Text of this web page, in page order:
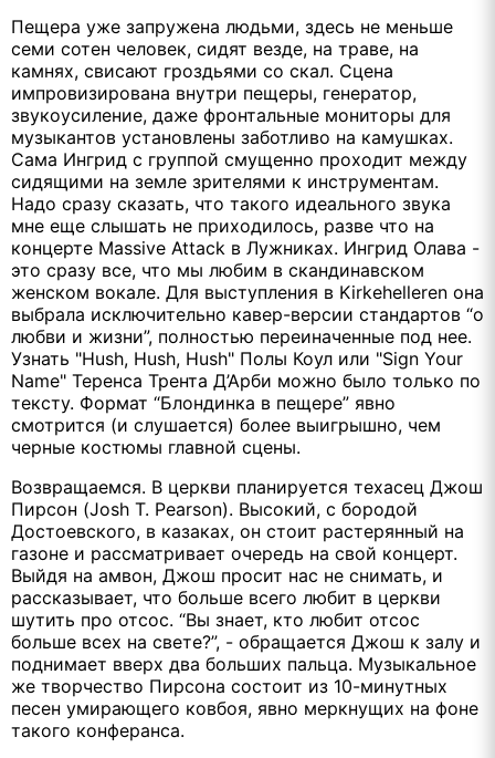
Пещера уже запружена людьми, здесь не меньше
семи сотен человек, сидят везде, на траве, на
камнях, свисают гроздьями со скал. Сцена
импровизирована внутри пещеры, генератор,
звукоусиление, даже фронтальные мониторы для
музыкантов установлены заботливо на камушках.
Сама Ингрид с группой смущенно проходит между
сидящими на земле зрителями к инструментам.
Надо сразу сказать, что такого идеального звука
мне еще слышать не приходилось, разве что на
концерте Massive Attack в Лужниках. Ингрид Олава -
это сразу все, что мы любим в скандинавском
женском вокале. Для выступления в Kirkehelleren она
выбрала исключительно кавер-версии стандартов “о
любви и жизни”, полностью переиначенные под нее.
Узнать "Hush, Hush, Hush" Полы Коул или "Sign Your
Name" Теренса Трента Д’Арби можно было только по
тексту. Формат “Блондинка в пещере” явно
смотрится (и слушается) более выигрышно, чем
черные костюмы главной сцены.
Возвращаемся. В церкви планируется техасец Джош
Пирсон (Josh T. Pearson). Высокий, с бородой
Достоевского, в казаках, он стоит растерянный на
газоне и рассматривает очередь на свой концерт.
Выйдя на амвон, Джош просит нас не снимать, и
рассказывает, что больше всего любит в церкви
шутить про отсос. “Вы знает, кто любит отсос
больше всех на свете?”, - обращается Джош к залу и
поднимает вверх два больших пальца. Музыкальное
же творчество Пирсона состоит из 10-минутных
песен умирающего ковбоя, явно меркнущих на фоне
такого конферанса.